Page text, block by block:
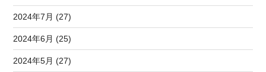
2024年7月 (27)
2024年6月 (25)
2024年5月 (27)